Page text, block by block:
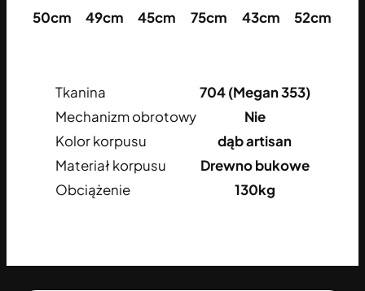
50cm 49cm 45cm 75cm 43cm 52cm
Tkanina
704 (Megan 353)
Mechanizm obrotowy
Nie
Kolor korpusu
dąb artisan
Materiał korpusu
Drewno bukowe
Obciążenie
130kg